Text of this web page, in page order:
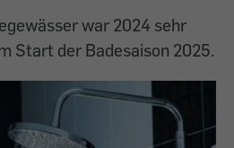
war 2024 sehr
Start der Badesaison 2025.